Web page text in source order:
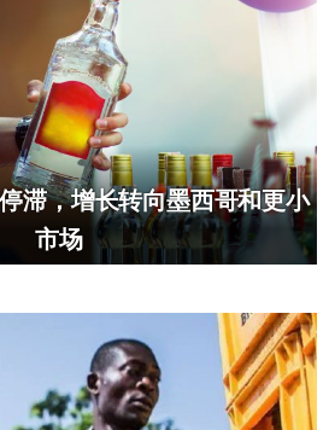
滞，增长转向墨西哥和更小
市场